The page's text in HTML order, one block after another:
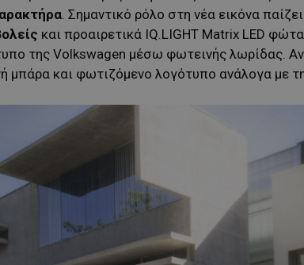
. Σημαντικό ρόλο στη νέα εικόνα
και προαιρετικά IQ.LIGHT Matrix LED
της Volkswagen μέσω φωτεινής λωρίδας.
μπάρα και φωτιζόμενο λογότυπο ανάλογα με